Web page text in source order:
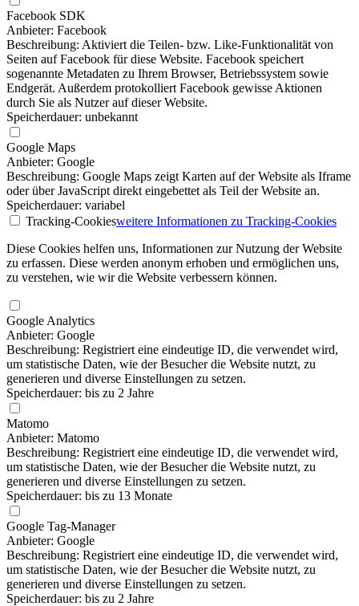
Facebook SDK
Anbieter: Facebook
Beschreibung: Aktiviert die Teilen- bzw. Like-Funktionalität von
Seiten auf Facebook für diese Website. Facebook speichert
sogenannte Metadaten zu Ihrem Browser, Betriebssystem sowie
Endgerät. Außerdem protokolliert Facebook gewisse Aktionen
durch Sie als Nutzer auf dieser Website.
Speicherdauer: unbekannt
Google Maps
Anbieter: Google
Beschreibung: Google Maps zeigt Karten auf der Website als Iframe
oder über JavaScript direkt eingebettet als Teil der Website an.
Speicherdauer: variabel
Tracking-Cookiesweitere Informationen zu Tracking-Cookies
Diese Cookies helfen uns, Informationen zur Nutzung der Website
zu erfassen. Diese werden anonym erhoben und ermöglichen uns,
zu verstehen, wie wir die Website verbessern können.
Google Analytics
Anbieter: Google
Beschreibung: Registriert eine eindeutige ID, die verwendet wird,
um statistische Daten, wie der Besucher die Website nutzt, zu
generieren und diverse Einstellungen zu setzen.
Speicherdauer: bis zu 2 Jahre
Matomo
Anbieter: Matomo
Beschreibung: Registriert eine eindeutige ID, die verwendet wird,
um statistische Daten, wie der Besucher die Website nutzt, zu
generieren und diverse Einstellungen zu setzen.
Speicherdauer: bis zu 13 Monate
Google Tag-Manager
Anbieter: Google
Beschreibung: Registriert eine eindeutige ID, die verwendet wird,
um statistische Daten, wie der Besucher die Website nutzt, zu
generieren und diverse Einstellungen zu setzen.
Speicherdauer: bis zu 2 Jahre